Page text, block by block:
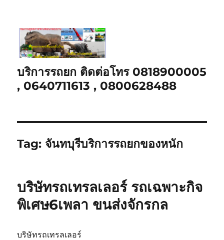
บริการรถยก ติดต่อโทร 0818900005
, 0640711613 , 0800628488
Tag: จันทบุรีบริการรถยกของหนัก
บริษัทรถเทรลเลอร์ รถเฉพาะกิจ
พิเศษ6เพลา ขนส่งจักรกล
บริษัทรถเทรลเลอร์